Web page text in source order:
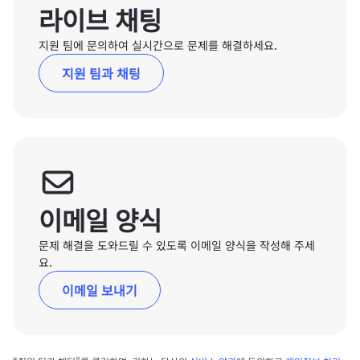
라이브 채팅
지원 팀에 문의하여 실시간으로 문제를 해결하세요.
지원 팀과 채팅
이메일 양식
문제 해결을 도와드릴 수 있도록 이메일 양식을 작성해 주세
요.
이메일 보내기